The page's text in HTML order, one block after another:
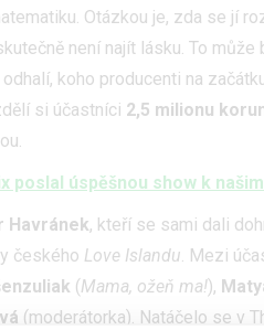
Otázkou je, zda se jí
není najít lásku. To může
koho producenti na
si účastníci 2,5 milionu
poslal úspěšnou show k
Havránek, kteří se sami dali
českého Love Islandu. Mezi
(Mama, ožeň ma!),
(moderátorka). Natáčelo se v